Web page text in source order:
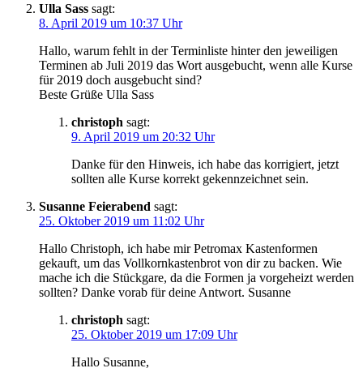
Ulla Sass sagt:
8. April 2019 um 10:37 Uhr
Hallo, warum fehlt in der Terminliste hinter den jeweiligen
Terminen ab Juli 2019 das Wort ausgebucht, wenn alle Kurse
für 2019 doch ausgebucht sind?
Beste Grüße Ulla Sass
christoph sagt:
9. April 2019 um 20:32 Uhr
Danke für den Hinweis, ich habe das korrigiert, jetzt
sollten alle Kurse korrekt gekennzeichnet sein.
Susanne Feierabend sagt:
25. Oktober 2019 um 11:02 Uhr
Hallo Christoph, ich habe mir Petromax Kastenformen
gekauft, um das Vollkornkastenbrot von dir zu backen. Wie
mache ich die Stückgare, da die Formen ja vorgeheizt werden
sollten? Danke vorab für deine Antwort. Susanne
christoph sagt:
25. Oktober 2019 um 17:09 Uhr
Hallo Susanne,